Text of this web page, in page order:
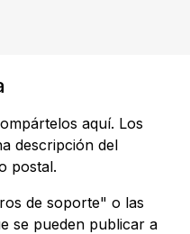
aquí. Los
descripción del
postal.
de soporte" o las
se pueden publicar a